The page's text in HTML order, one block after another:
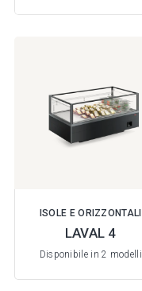
ISOLE E ORIZZONTALI
LAVAL 4
Disponibile in 2 modelli